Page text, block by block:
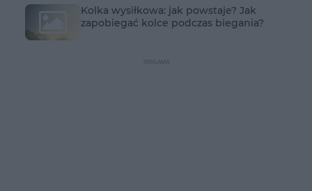
Kolka wysiłkowa: jak powstaje? Jak
zapobiegać kolce podczas biegania?